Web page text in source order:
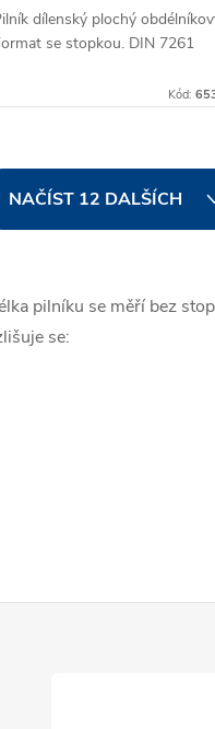
dílenský plochý
se stopkou. DIN 7261
Kód:
NAČÍST 12 DALŠÍCH
pilníku se měří bez
se: